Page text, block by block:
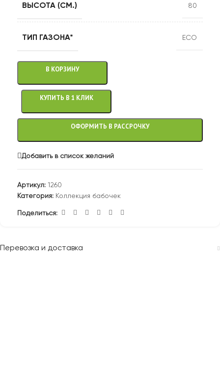
ВЫСОТА (СМ.) 80
ТИП ГАЗОНА* ECO
В КОРЗИНУ
КУПИТЬ В 1 КЛИК
ОФОРМИТЬ В РАССРОЧКУ
Добавить в список желаний
Артикул: 1260
Категория: Коллекция бабочек
Поделиться:
Перевозка и доставка